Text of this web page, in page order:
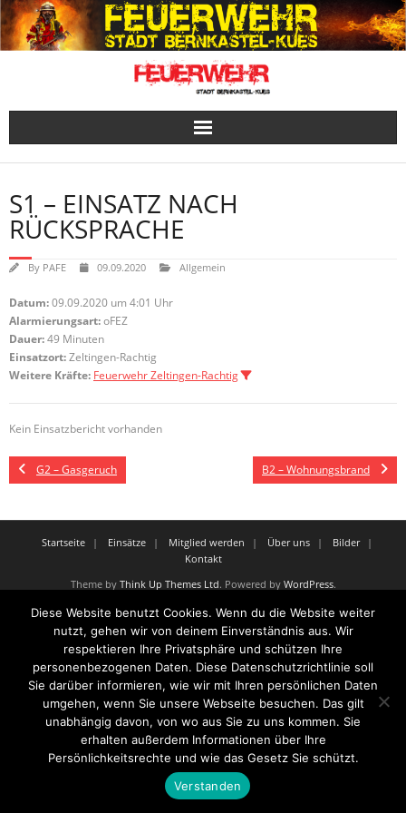
Skip
to
content
S1 – EINSATZ NACH
RÜCKSPRACHE
By PAFE 09.09.2020 Allgemein
Datum:09.09.2020 um 4:01 Uhr
Alarmierungsart:oFEZ
Dauer:49 Minuten
Einsatzort:Zeltingen-Rachtig
Weitere Kräfte: Feuerwehr Zeltingen-Rachtig
Kein Einsatzbericht vorhanden
G2 – Gasgeruch B2 – Wohnungsbrand
Startseite Einsätze Mitglied werden Über uns
Bilder
Kontakt
Theme by Think Up Themes Ltd. Powered by WordPress.
Diese Website benutzt Cookies. Wenn du die Website weiter
nutzt, gehen wir von deinem Einverständnis aus. Wir
respektieren Ihre Privatsphäre und schützen Ihre
personenbezogenen Daten. Diese Datenschutzrichtlinie soll
Sie darüber informieren, wie wir mit Ihren persönlichen Daten
umgehen, wenn Sie unsere Webseite besuchen. Das gilt
unabhängig davon, von wo aus Sie zu uns kommen. Sie
erhalten außerdem Informationen über Ihre
Persönlichkeitsrechte und wie das Gesetz Sie schützt.
Verstanden